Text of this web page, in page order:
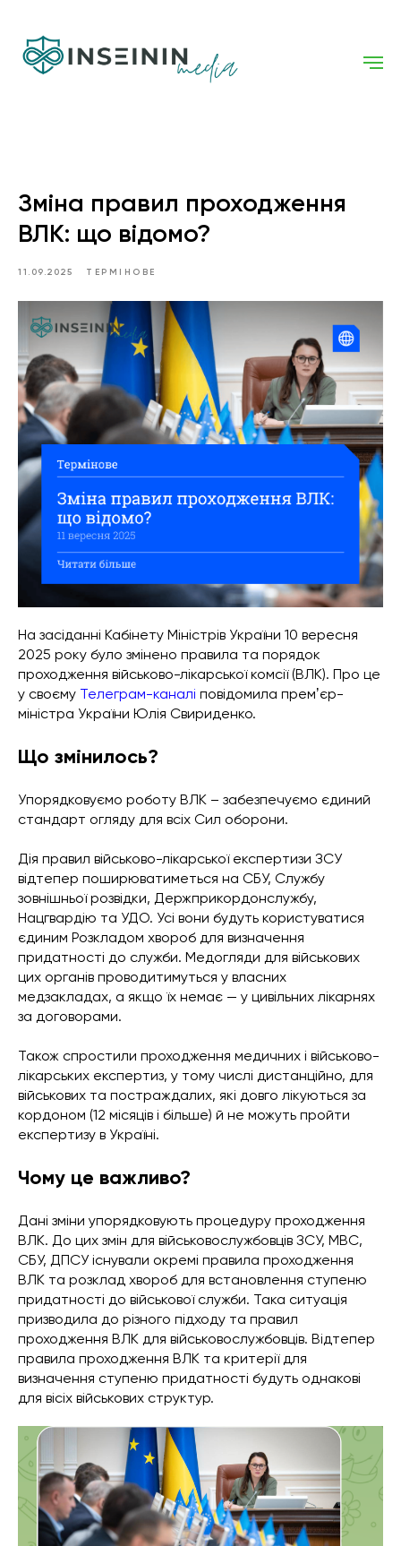
Зміна правил проходження
ВЛК: що відомо?
11.09.2025 ТЕРМІНОВЕ
На засіданні Кабінету Міністрів України 10 вересня
2025 року було змінено правила та порядок
проходження військово-лікарської комсії (ВЛК). Про це
у своєму Телеграм-каналі повідомила премʼєр-
міністра України Юлія Свириденко.
Що змінилось?
Упорядковуємо роботу ВЛК – забезпечуємо єдиний
стандарт огляду для всіх Сил оборони.
Дія правил військово-лікарської експертизи ЗСУ
відтепер поширюватиметься на СБУ, Службу
зовнішньої розвідки, Держприкордонслужбу,
Нацгвардію та УДО. Усі вони будуть користуватися
єдиним Розкладом хвороб для визначення
придатності до служби. Медогляди для військових
цих органів проводитимуться у власних
медзакладах, а якщо їх немає — у цивільних лікарнях
за договорами.
Також спростили проходження медичних і військово-
лікарських експертиз, у тому числі дистанційно, для
військових та постраждалих, які довго лікуються за
кордоном (12 місяців і більше) й не можуть пройти
експертизу в Україні.
Чому це важливо?
Дані зміни упорядковують процедуру проходження
ВЛК. До цих змін для військовослужбовців ЗСУ, МВС,
СБУ, ДПСУ існували окремі правила проходження
ВЛК та розклад хвороб для встановлення ступеню
придатності до військової служби. Така ситуація
призводила до різного підходу та правил
проходження ВЛК для військовослужбовців. Відтепер
правила проходження ВЛК та критерії для
визначення ступеню придатності будуть однакові
для вісіх військових структур.